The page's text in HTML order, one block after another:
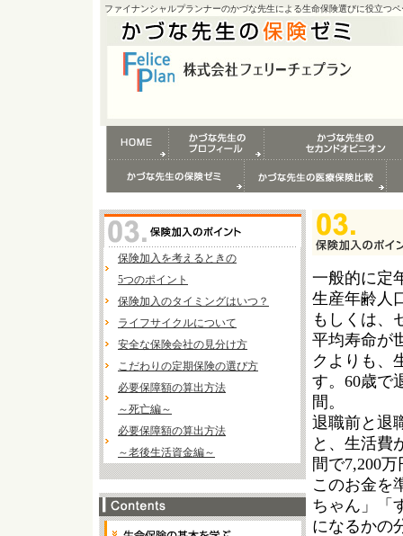
ファイナンシャルプランナーのかづな先生による生命保険選びに役立つ
保険加入を考えるときの
5つのポイント
保険加入のタイミングはいつ？
ライフサイクルについて
安全な保険会社の見分け方
こだわりの定期保険の選び方
必要保障額の算出方法
～死亡編～
必要保障額の算出方法
～老後生活資金編～
一般的に定
生産年齢人
もしくは、
平均寿命が
クよりも、
す。60歳で
間。
退職前と退
と、生活費
間で7,200
このお金を
ちゃん」「
になるかの